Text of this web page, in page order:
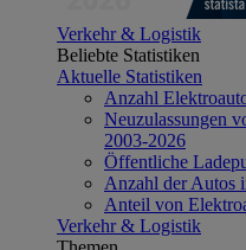
Verkehr & Logistik
Beliebte Statistiken
Aktuelle Statistiken
Anzahl
Neuzulassungen
2003-2026
Öffentliche
Anzahl der Autos
Anteil von
Verkehr & Logistik